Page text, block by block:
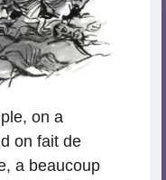
on a
on fait de
a beaucoup